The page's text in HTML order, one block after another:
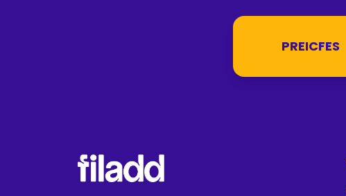
PREICFES